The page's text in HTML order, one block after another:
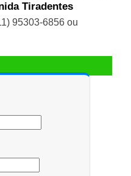
Tiradentes
95303-6856 ou